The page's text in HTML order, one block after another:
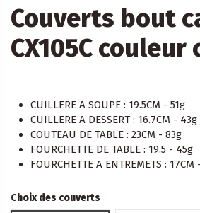
Couverts bout
CX105C couleur
CUILLERE A SOUPE : 19.5CM - 51g
CUILLERE A DESSERT : 16.7CM - 43g
COUTEAU DE TABLE : 23CM - 83g
FOURCHETTE DE TABLE : 19.5 - 45g
FOURCHETTE A ENTREMETS : 17CM
Choix des couverts